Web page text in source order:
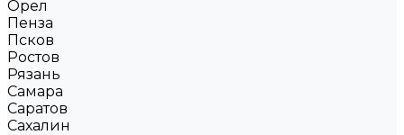
Орел
Пенза
Псков
Ростов
Рязань
Самара
Саратов
Сахалин